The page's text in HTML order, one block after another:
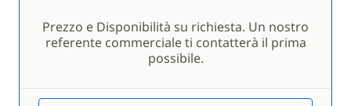
Prezzo e Disponibilità su richiesta. Un nostro
referente commerciale ti contatterà il prima
possibile.